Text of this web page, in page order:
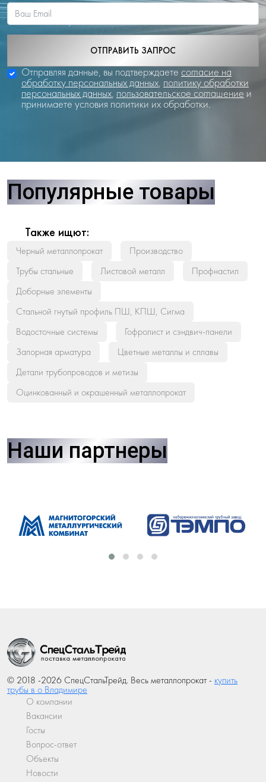
ОТПРАВИТЬ ЗАПРОС
Отправляя данные, вы подтверждаете согласие на
обработку персональных данных, политику обработки
персональных данных, пользовательское соглашение и
принимаете условия политики их обработки.
Популярные товары
Также ищют:
Черный металлопрокат
Производство
Трубы стальные
Листовой металл
Профнастил
Доборные элементы
Стальной гнутый профиль ПШ, КПШ, Сигма
Водосточные системы
Гофролист и сэндвич-панели
Запорная арматура
Цветные металлы и сплавы
Детали трубопроводов и метизы
Оцинкованный и окрашенный металлопрокат
Наши партнеры
© 2018 -2026 СпецСтальТрейд. Весь металлопрокат - купить
трубы в о Владимире
О компании
Вакансии
Госты
Вопрос-ответ
Объекты
Новости